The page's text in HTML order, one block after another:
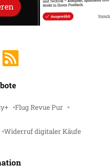
Flug Revue Pur
Widerruf digitaler Käufe